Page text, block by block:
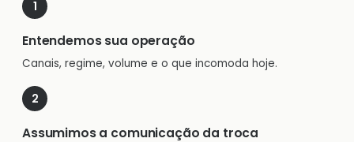
Entendemos sua operação
Canais, regime, volume e o que incomoda hoje.
Assumimos a comunicação da troca